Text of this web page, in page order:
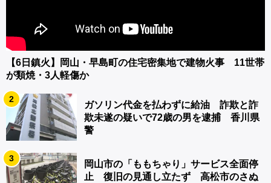
【6日鎮火】岡山・早島町の住宅密集地で建物火事 11世帯
が類焼・3人軽傷か
2
ガソリン代金を払わずに給油 詐欺と詐
欺未遂の疑いで72歳の男を逮捕 香川県
警
3
岡山市の「ももちゃり」サービス全面停
止 復旧の見通し立たず 高松市のさぬ